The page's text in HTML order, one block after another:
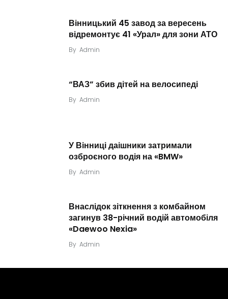
Вінницький 45 завод за вересень
відремонтує 41 «Урал» для зони АТО
By Admin
“ВАЗ” збив дітей на велосипеді
By Admin
У Вінниці даішники затримали
озброєного водія на «BMW»
By Admin
Внаслідок зіткнення з комбайном
загинув 38-річний водій автомобіля
«Daewoo Nexia»
By Admin